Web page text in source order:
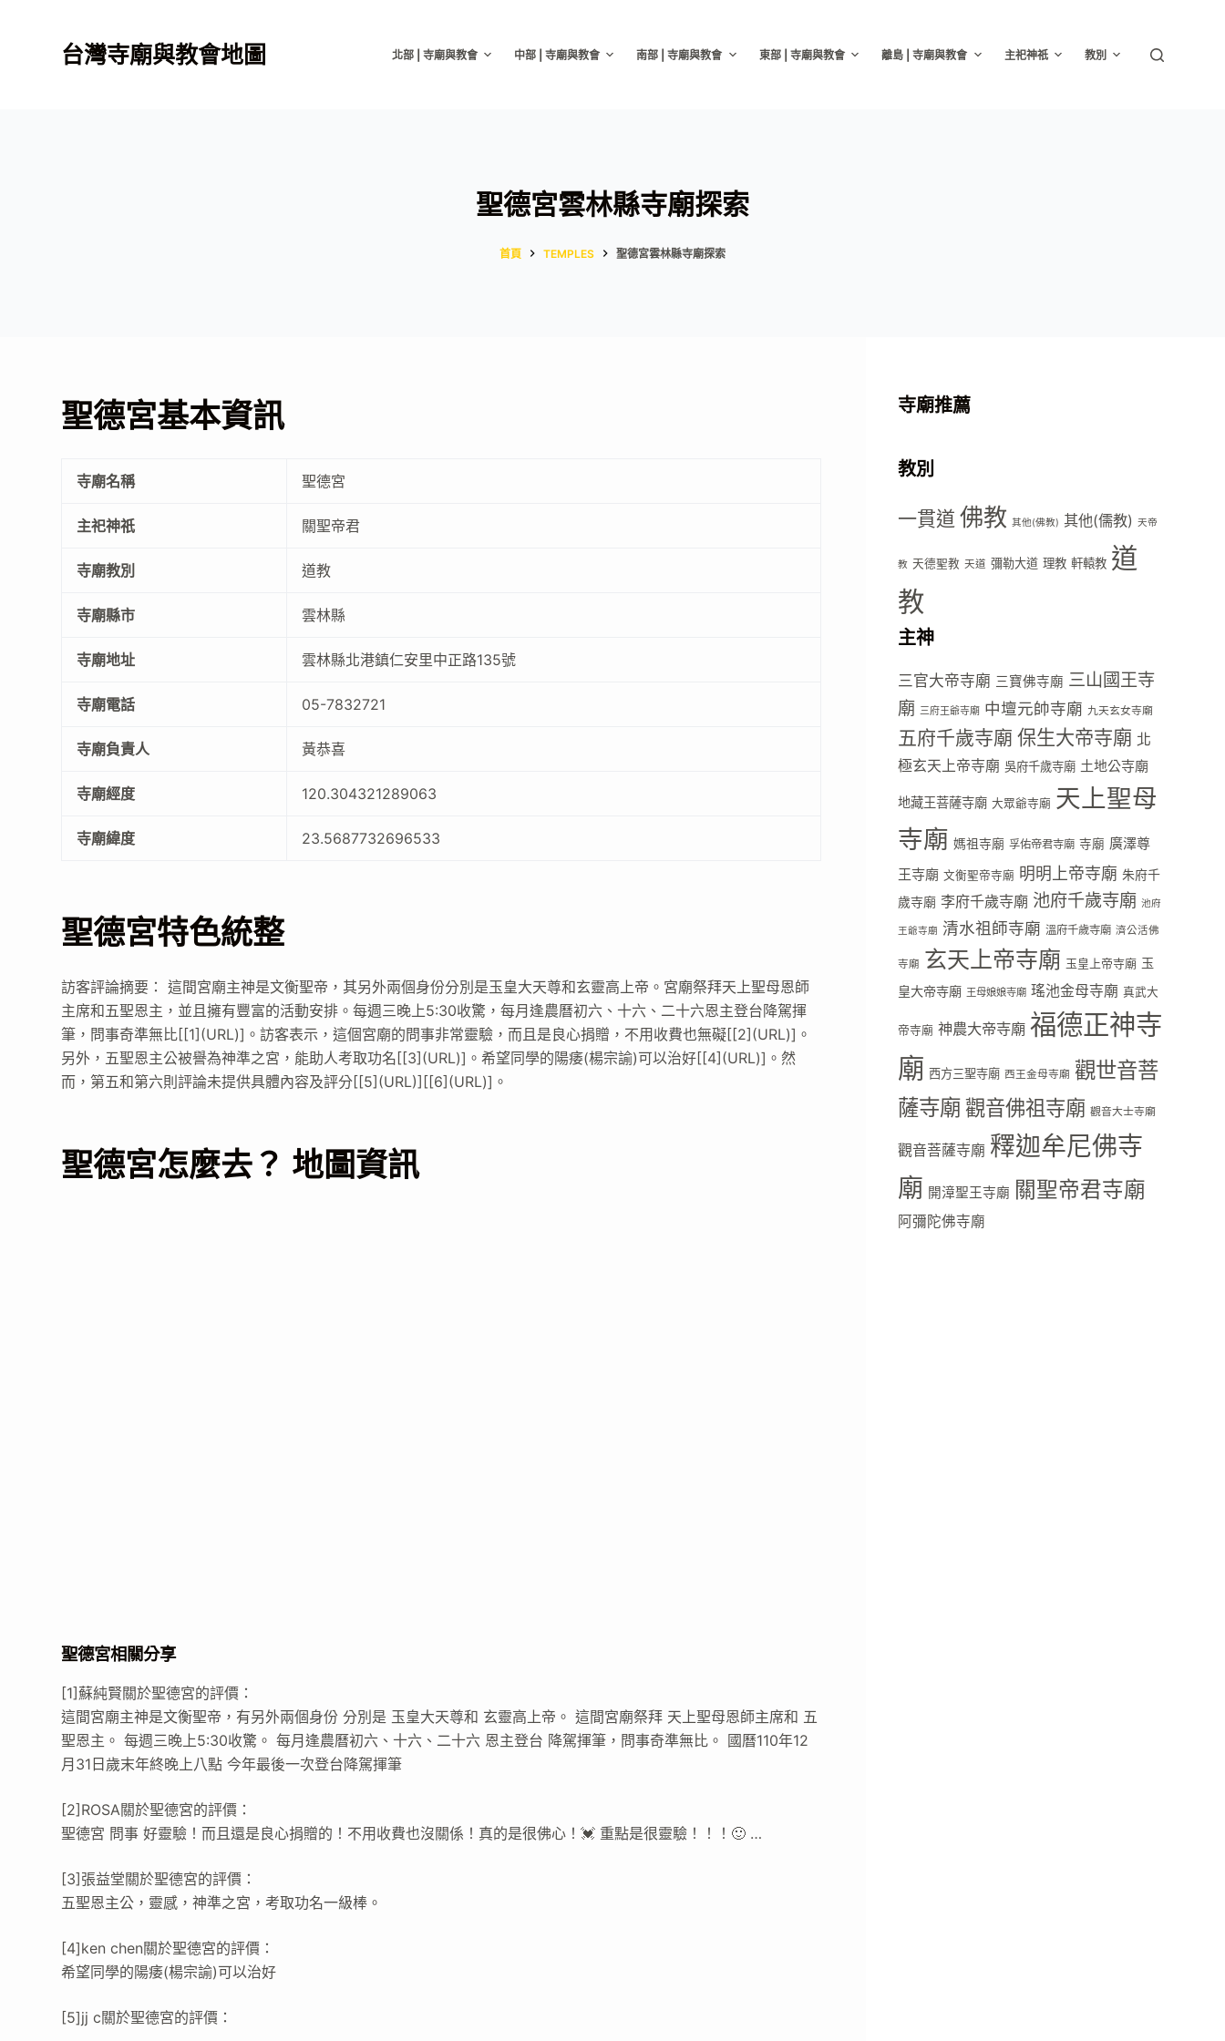
台灣寺廟與教會地圖 北部 | 寺廟與教會 中部 | 寺廟與教會 南部 | 寺廟與教會 東部 | 寺廟與教會 離島 | 寺廟與教會 主祀神祇 教別
聖德宮雲林縣寺廟探索
首頁 TEMPLES 聖德宮雲林縣寺廟探索
聖德宮基本資訊
寺廟名稱 聖德宮
主祀神祇 關聖帝君
寺廟教別 道教
寺廟縣市 雲林縣
寺廟地址 雲林縣北港鎮仁安里中正路135號
寺廟電話 05-7832721
寺廟負責人 黃恭喜
寺廟經度 120.304321289063
寺廟緯度 23.5687732696533
聖德宮特色統整
訪客評論摘要： 這間宮廟主神是文衡聖帝，其另外兩個身份分別是玉皇大天尊和玄靈高上帝。宮廟祭拜天上聖母恩師
主席和五聖恩主，並且擁有豐富的活動安排。每週三晚上5:30收驚，每月逢農曆初六、十六、二十六恩主登台降駕揮
筆，問事奇準無比[[1](URL)]。訪客表示，這個宮廟的問事非常靈驗，而且是良心捐贈，不用收費也無礙[[2](URL)]。
另外，五聖恩主公被譽為神準之宮，能助人考取功名[[3](URL)]。希望同學的陽痿(楊宗諭)可以治好[[4](URL)]。然
而，第五和第六則評論未提供具體內容及評分[[5](URL)][[6](URL)]。
聖德宮怎麼去？ 地圖資訊
聖德宮相關分享
[1]蘇純賢關於聖德宮的評價：
這間宮廟主神是文衡聖帝，有另外兩個身份 分別是 玉皇大天尊和 玄靈高上帝。 這間宮廟祭拜 天上聖母恩師主席和 五
聖恩主。 每週三晚上5:30收驚。 每月逢農曆初六、十六、二十六 恩主登台 降駕揮筆，問事奇準無比。 國曆110年12
月31日歲末年終晚上八點 今年最後一次登台降駕揮筆
[2]ROSA關於聖德宮的評價：
聖德宮 問事 好靈驗！而且還是良心捐贈的！不用收費也沒關係！真的是很佛心！💓 重點是很靈驗！！！🙂 …
[3]張益堂關於聖德宮的評價：
五聖恩主公，靈感，神準之宮，考取功名一級棒。
[4]ken chen關於聖德宮的評價：
希望同學的陽痿(楊宗諭)可以治好
[5]jj c關於聖德宮的評價：
寺廟推薦
教別
一貫道 佛教 其他(佛教) 其他(儒教) 天帝
教 天德聖教 天道 彌勒大道 理教 軒轅教 道
教
主神
三官大帝寺廟 三寶佛寺廟 三山國王寺
廟 三府王爺寺廟 中壇元帥寺廟 九天玄女寺廟
五府千歲寺廟 保生大帝寺廟 北
極玄天上帝寺廟 吳府千歲寺廟 土地公寺廟
地藏王菩薩寺廟 大眾爺寺廟 天上聖母
寺廟 媽祖寺廟 孚佑帝君寺廟 寺廟 廣澤尊
王寺廟 文衡聖帝寺廟 明明上帝寺廟 朱府千
歲寺廟 李府千歲寺廟 池府千歲寺廟 池府
王爺寺廟 清水祖師寺廟 溫府千歲寺廟 濟公活佛
寺廟 玄天上帝寺廟 玉皇上帝寺廟 玉
皇大帝寺廟 王母娘娘寺廟 瑤池金母寺廟 真武大
帝寺廟 神農大帝寺廟 福德正神寺
廟 西方三聖寺廟 西王金母寺廟 觀世音菩
薩寺廟觀音佛祖寺廟 觀音大士寺廟
觀音菩薩寺廟 釋迦牟尼佛寺
廟 開漳聖王寺廟 關聖帝君寺廟
阿彌陀佛寺廟